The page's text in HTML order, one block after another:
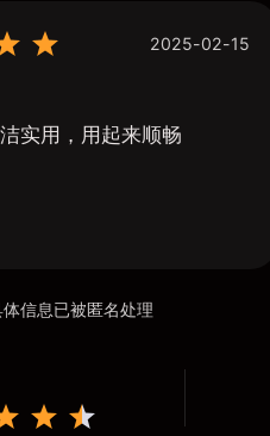
2025-02-15
实用，用起来顺畅
信息已被匿名处理